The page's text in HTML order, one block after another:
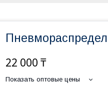
22 000 ₸
Показать оптовые цены